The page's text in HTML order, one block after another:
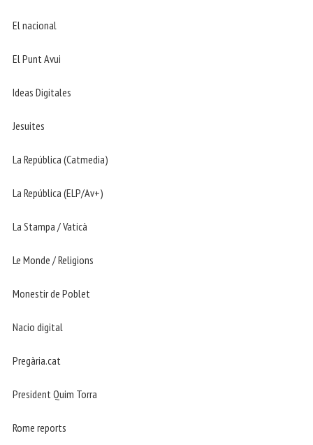
El nacional
El Punt Avui
Ideas Digitales
Jesuites
La República (Catmedia)
La República (ELP/Av+)
La Stampa / Vaticà
Le Monde / Religions
Monestir de Poblet
Nacio digital
Pregària.cat
President Quim Torra
Rome reports